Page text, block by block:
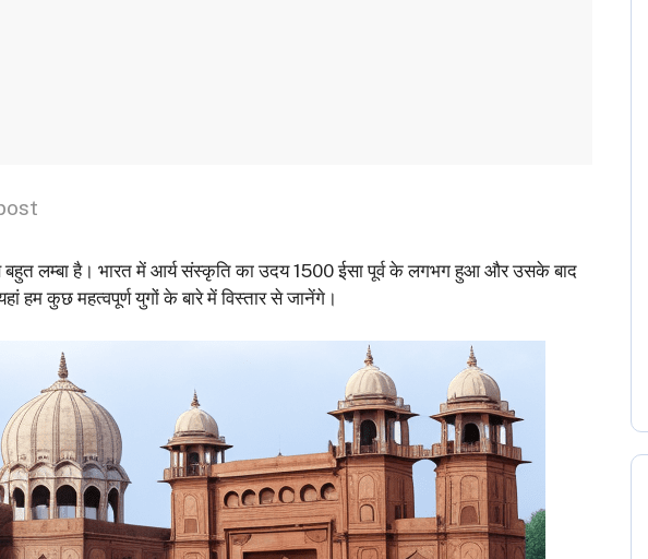
बहुत लम्बा है। भारत में आर्य संस्कृति का उदय 1500 ईसा पूर्व के लगभग हुआ और उसके बाद
हम कुछ महत्वपूर्ण युगों के बारे में विस्तार से जानेंगे।